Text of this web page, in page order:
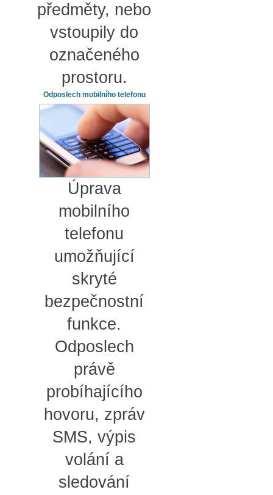
předměty, nebo
vstoupily do
označeného
prostoru.
Odposlech mobilního telefonu
Úprava
mobilního
telefonu
umožňující
skryté
bezpečnostní
funkce.
Odposlech
právě
probíhajícího
hovoru, zpráv
SMS, výpis
volání a
sledování